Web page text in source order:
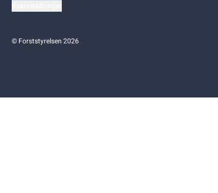
©Forststyrelsen 2026